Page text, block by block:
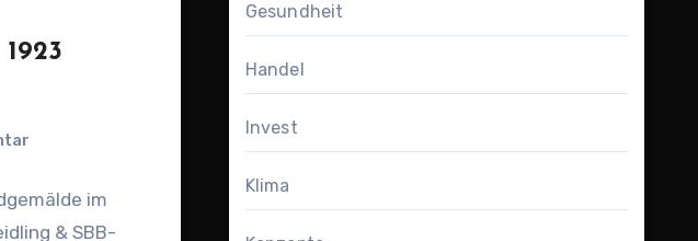
im
& SBB-
Gesundheit
Handel
Invest
Klima